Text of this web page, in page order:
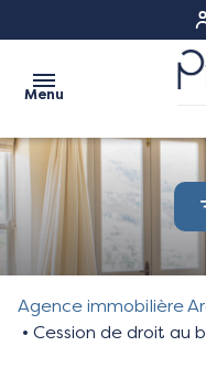
Menu
Accueil
Ventes
appartements
maisons
Commerces
Agence immobilière
Cession de droit au